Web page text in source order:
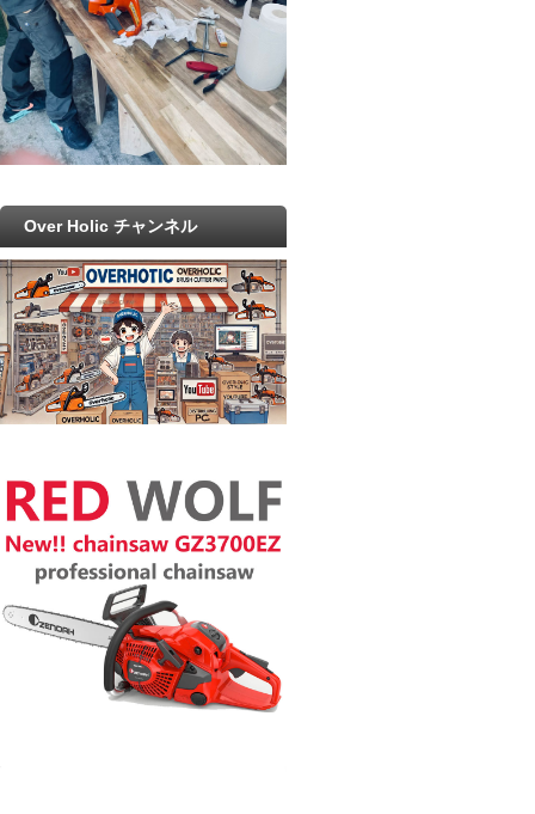
Over Holic チャンネル